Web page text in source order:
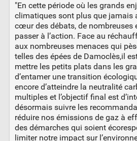
"En cette période où les grands
climatiques sont plus que jamais
cœur des débats, de nombreuses
passer à l’action. Face au
aux nombreuses menaces qui
telles des épées de Damoclès,il
mettre les petits plats dans les
d’entamer une transition
encore d’atteindre la neutralité
multiples et l’objectif final est
désormais suivre les
réduire nos émissions de gaz à
des démarches qui soient
limiter notre impact sur